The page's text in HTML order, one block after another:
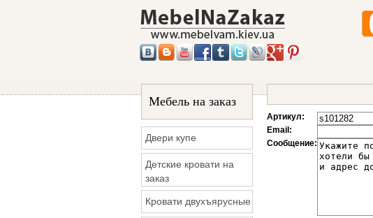
Мебель на заказ
Двери купе
Детские кровати на
заказ
Кровати двухъярусные
Артикул:
Email:
Сообщение: